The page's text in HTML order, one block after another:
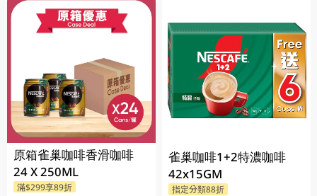
原箱雀巢咖啡香滑咖啡
24 X 250ML
滿$299享89折
雀巢咖啡1+2特濃咖啡
42x15GM
指定分類88折